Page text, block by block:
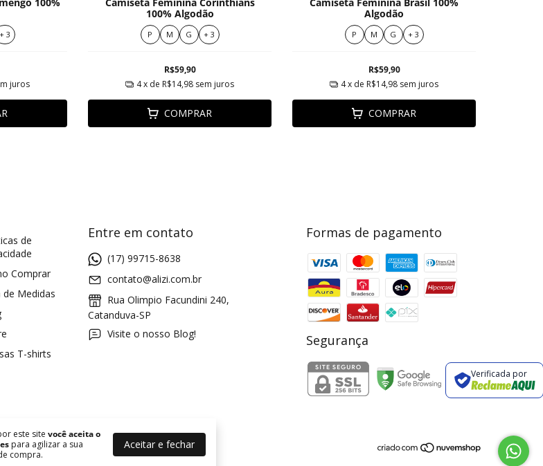
este site você aceita o
para agilizar a sua
compra.
Aceitar e fechar
+ 3
juros
100% Algodão
P M G + 3
R$59,90
4x de R$14,98 sem juros
COMPRAR
Algodão
P M G + 3
R$59,90
4x de R$14,98 sem juros
COMPRAR
de
Comprar
de Medidas
T-shirts
Entre em contato
(17) 99715-8638
contato@alizi.com.br
Rua Olimpio Facundini 240,
Catanduva-SP
Visite o nosso Blog!
Formas de pagamento
Segurança
Verificada por